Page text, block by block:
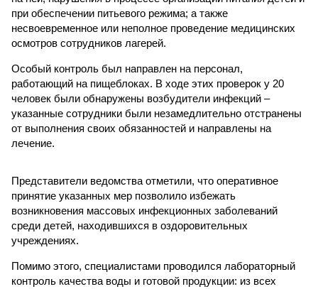
при обеспечении питьевого режима; а также
несвоевременное или неполное проведение медицинских
осмотров сотрудников лагерей.
Особый контроль был направлен на персонал,
работающий на пищеблоках. В ходе этих проверок у 20
человек были обнаружены возбудители инфекций –
указанные сотрудники были незамедлительно отстранены
от выполнения своих обязанностей и направлены на
лечение.
Представители ведомства отметили, что оперативное
принятие указанных мер позволило избежать
возникновения массовых инфекционных заболеваний
среди детей, находившихся в оздоровительных
учреждениях.
Помимо этого, специалистами проводился лабораторный
контроль качества воды и готовой продукции: из всех